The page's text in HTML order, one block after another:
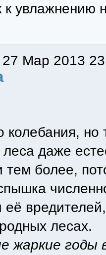
к увлажнению
Мар 2013
колебания,
даже
тем более,
её
лесах.
жаркие